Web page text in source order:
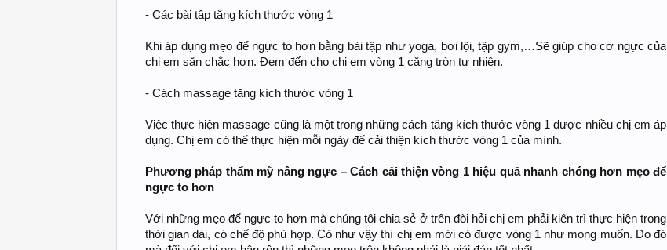
- Các bài tập tăng kích thước vòng 1
Khi áp dụng mẹo để ngực to hơn bằng bài tập như yoga, bơi lội, tập gym,…Sẽ giúp cho cơ ngực của
chị em săn chắc hơn. Đem đến cho chị em vòng 1 căng tròn tự nhiên.
- Cách massage tăng kích thước vòng 1
Việc thực hiện massage cũng là một trong những cách tăng kích thước vòng 1 được nhiều chị em áp
dụng. Chị em có thể thực hiện mỗi ngày để cải thiện kích thước vòng 1 của mình.
Phương pháp thẩm mỹ nâng ngực – Cách cải thiện vòng 1 hiệu quả nhanh chóng hơn mẹo để
ngực to hơn
Với những mẹo để ngực to hơn mà chúng tôi chia sẻ ở trên đòi hỏi chị em phải kiên trì thực hiện trong
thời gian dài, có chế độ phù hợp. Có như vậy thì chị em mới có được vòng 1 như mong muốn. Do đó